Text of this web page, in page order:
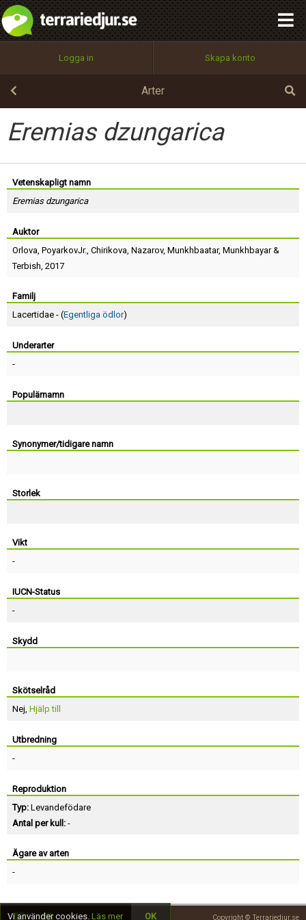
Logga in Skapa konto
Arter
Eremias dzungarica
Vetenskapligt namn
Eremias dzungarica
Auktor
Orlova, PoyarkovJr., Chirikova, Nazarov, Munkhbaatar, Munkhbayar&
Terbish, 2017
Familj
Lacertidae - (Egentliga ödlor)
Underarter
-
Populärnamn
Synonymer/tidigare namn
Storlek
Vikt
-
IUCN-Status
-
Skydd
Skötselråd
Nej, Hjälp till
Utbredning
-
Reproduktion
Typ: Levandefödare
Antal per kull: -
Ägare av arten
-
Copyright © Terrariedjur.se
Utför
100%
OK
integritetspolicy
Namn:
Epost:
Lösenord:
Begär nytt lösenord
Tillbaka till förstasidan
Vi använder cookies. Läs mer OK